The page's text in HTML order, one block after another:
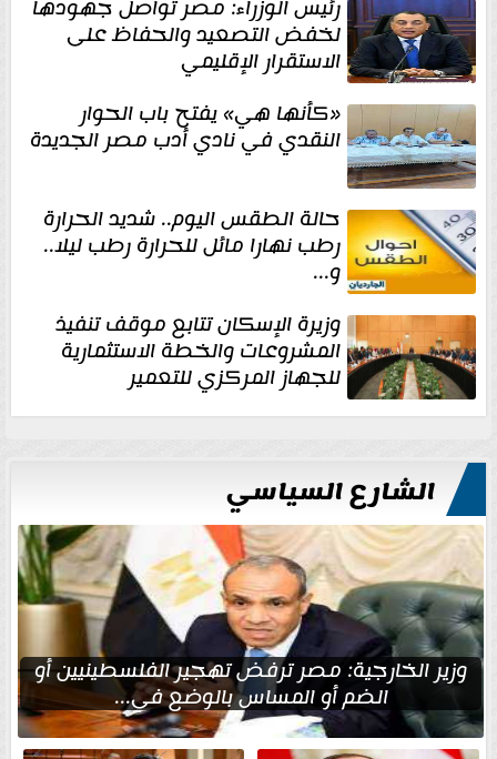
رئيس الوزراء: مصر تواصل جهودها
لخفض التصعيد والحفاظ على
الاستقرار الإقليمي
«كأنها هي» يفتح باب الحوار
النقدي في نادي أدب مصر الجديدة
حالة الطقس اليوم.. شديد الحرارة
رطب نهارا مائل للحرارة رطب ليلا..
و...
وزيرة الإسكان تتابع موقف تنفيذ
المشروعات والخطة الاستثمارية
للجهاز المركزي للتعمير
الشارع السياسي
وزير الخارجية: مصر ترفض تهجير الفلسطينيين أو
الضم أو المساس بالوضع في...